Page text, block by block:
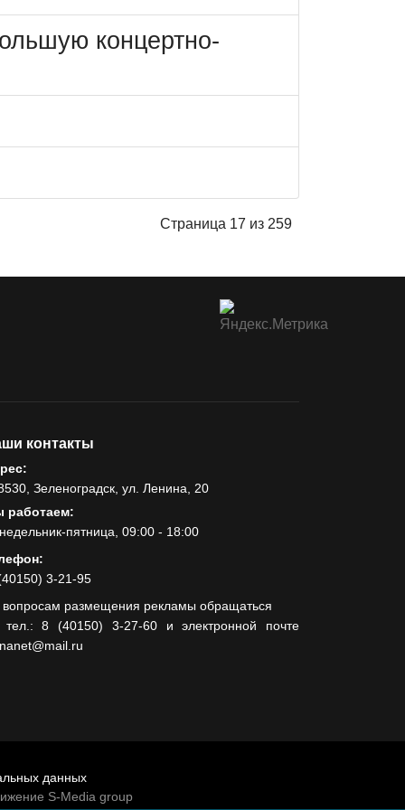
концертно-
Страница 17 из 259
контакты
Зеленоградск, ул. Ленина, 20
работаем:
пятница, 09:00 - 18:00
3-21-95
размещения рекламы обращаться
тел.: 8 (40150) 3-27-60 и электронной почте
данных
S-Media group